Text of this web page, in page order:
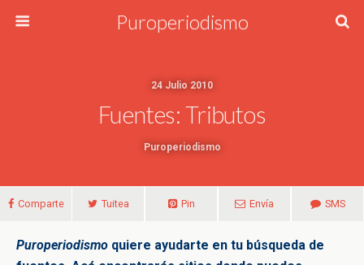
Puroperiodismo
24 Julio 2010
Fuentes: Tributos
Puroperiodismo
Comparte Tuitea Pin Envía SMS
Puroperiodismo quiere ayudarte en tu búsqueda de